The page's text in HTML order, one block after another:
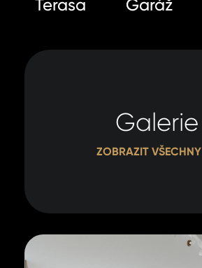
Terasa Garáž
Galerie
ZOBRAZIT VŠECHNY